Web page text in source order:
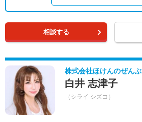
相談する
株式会社ほけんのぜんぶ
白井 志津子
（シライ シズコ）